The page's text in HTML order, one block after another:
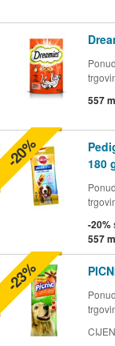
557 m
180
-20%
557 m
-20%
-23%